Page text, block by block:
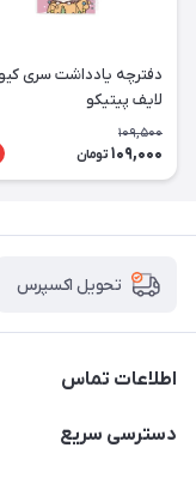
دفترچه یادداشت سری
لایف پیتیکو
109,500
109,000 تومان
تحویل اکسپرس
اطلاعات تماس
2424 3672 - 021
دسترسی سریع